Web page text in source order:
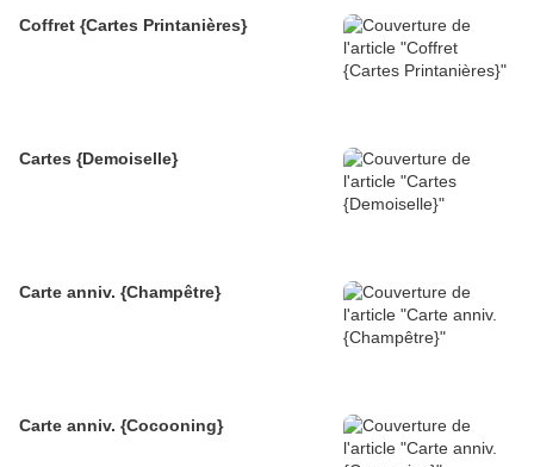
Coffret {Cartes Printanières}
Cartes {Demoiselle}
Carte anniv. {Champêtre}
Carte anniv. {Cocooning}